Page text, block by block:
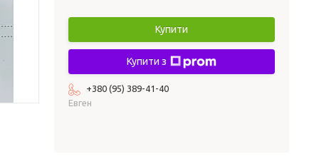
Купити
Купити з
+380 (95) 389-41-40
Евген